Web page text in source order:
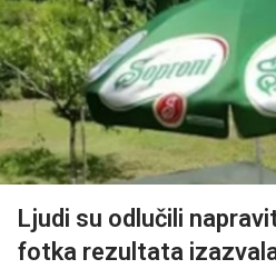
Ljudi su odlučili
fotka rezultata